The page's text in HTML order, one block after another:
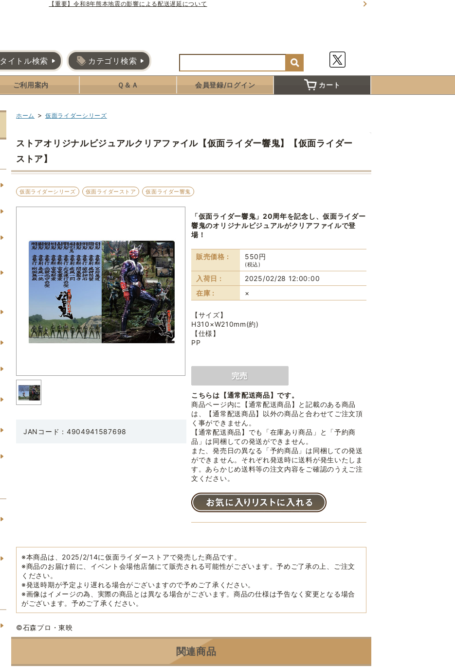
【重要】令和8年熊本地震の影響による配送遅延について
タイトル検索 カテゴリ検索
ご利用案内 Ｑ＆Ａ 会員登録/ログイン カート
ホーム > 仮面ライダーシリーズ
ストアオリジナルビジュアルクリアファイル【仮面ライダー響鬼】【仮面ライダー
ストア】
仮面ライダーシリーズ 仮面ライダーストア 仮面ライダー響鬼
JANコード：4904941587698
「仮面ライダー響鬼」20周年を記念し、仮面ライダー
響鬼のオリジナルビジュアルがクリアファイルで登
場！
販売価格 : 550円
(税込)
入荷日 :
2025/02/28 12:00:00
在庫 :
×
【サイズ】
H310×W210mm(約)
【仕様】
PP
こちらは【通常配送商品】です。
商品ページ内に【通常配送商品】と記載のある商品
は、【通常配送商品】以外の商品と合わせてご注文頂
く事ができません。
【通常配送商品】でも「在庫あり商品」と「予約商
品」は同梱しての発送ができません。
また、発売日の異なる「予約商品」は同梱しての発送
ができません。それぞれ発送時に送料が発生いたしま
す。あらかじめ送料等の注文内容をご確認のうえご注
文ください。
※本商品は、2025/2/14に仮面ライダーストアで発売した商品です。
※商品のお届け前に、イベント会場他店舗にて販売される可能性がございます。予めご了承の上、ご注文
ください。
※発送時期が予定より遅れる場合がございますので予めご了承ください。
※画像はイメージの為、実際の商品とは異なる場合がございます。商品の仕様は予告なく変更となる場合
がございます。予めご了承ください。
©石森プロ・東映
関連商品